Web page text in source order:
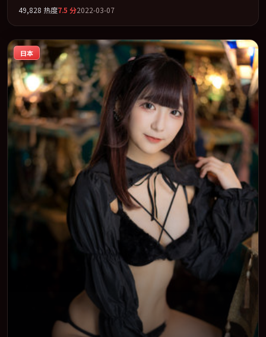
疑」类型为骨架，在叙事、表演与视听上力求统一。定于 2022-05-
27 在内地院线及主流平台同步亮相，2022 年度话题片中口碑稳健，
适合喜欢强情节与人物弧光的观众完整观看。
49,828 热度7.5 分2022-03-07
日本